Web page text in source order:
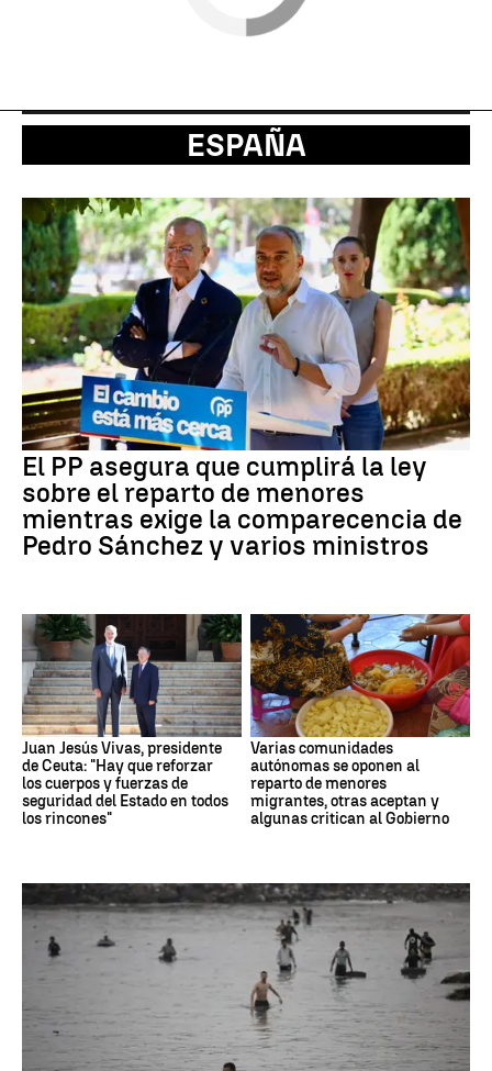
ESPAÑA
El PP asegura que cumplirá la ley
sobre el reparto de menores
mientras exige la comparecencia de
Pedro Sánchez y varios ministros
Juan Jesús Vivas, presidente
de Ceuta: "Hay que reforzar
los cuerpos y fuerzas de
seguridad del Estado en todos
los rincones"
Varias comunidades
autónomas se oponen al
reparto de menores
migrantes, otras aceptan y
algunas critican al Gobierno